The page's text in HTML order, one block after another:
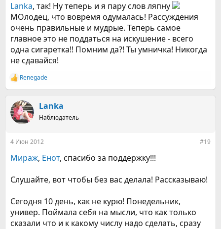
Lanka, так! Ну теперь и я пару слов ляпну
МОлодец, что вовремя одумалась! Рассуждения
очень правильные и мудрые. Теперь самое
главное это не поддаться на искушение - всего
одна сигаретка!! Помним да?! Ты умничка! Никогда
не сдавайся!
Р
е
к
ц
и
Renegade
Lanka
Наблюдатель
4 Июн 2012 #19
Мираж, Енот, спасибо за поддержку!!!
Слушайте, вот чтобы без вас делала! Рассказываю!
Сегодня 10 день, как не курю! Понедельник,
универ. Поймала себя на мысли, что как только
сказали что и к какому числу надо сделать, сразу